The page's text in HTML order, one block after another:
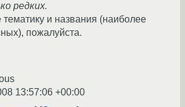
редких.
тематику и названия (наиболее
пожалуйста.
13:57:06 +00:00